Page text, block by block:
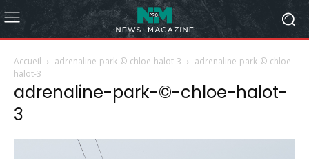
Accueil adrenaline-park-©-chloe-halot-3
adrenaline-park-©-chloe-
halot-3
adrenaline-park-©-chloe-halot-
3